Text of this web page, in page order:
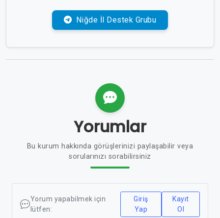
Niğde İl Destek Grubu
Yorumlar
Bu kurum hakkında görüşlerinizi paylaşabilir veya
sorularınızı sorabilirsiniz
Yorum yapabilmek için
lütfen:
Giriş
Yap
Kayıt
Ol